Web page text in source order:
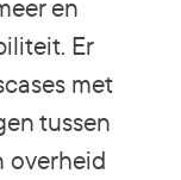
en
Er
met
tussen
overheid